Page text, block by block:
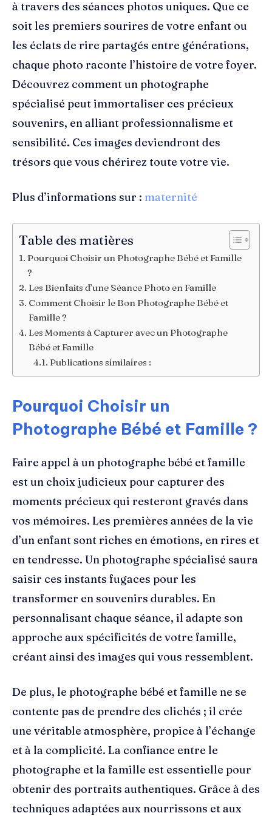
à travers des séances photos uniques. Que ce
soit les premiers sourires de votre enfant ou
les éclats de rire partagés entre générations,
chaque photo raconte l’histoire de votre foyer.
Découvrez comment un photographe
spécialisé peut immortaliser ces précieux
souvenirs, en alliant professionnalisme et
sensibilité. Ces images deviendront des
trésors que vous chérirez toute votre vie.
Plus d’informations sur : maternité
Table des matières
Pourquoi Choisir un Photographe Bébé et Famille
?
Les Bienfaits d’une Séance Photo en Famille
Comment Choisir le Bon Photographe Bébé et
Famille ?
Les Moments à Capturer avec un Photographe
Bébé et Famille
Publications similaires :
Pourquoi Choisir un
Photographe Bébé et Famille ?
Faire appel à un photographe bébé et famille
est un choix judicieux pour capturer des
moments précieux qui resteront gravés dans
vos mémoires. Les premières années de la vie
d’un enfant sont riches en émotions, en rires et
en tendresse. Un photographe spécialisé saura
saisir ces instants fugaces pour les
transformer en souvenirs durables. En
personnalisant chaque séance, il adapte son
approche aux spécificités de votre famille,
créant ainsi des images qui vous ressemblent.
De plus, le photographe bébé et famille ne se
contente pas de prendre des clichés ; il crée
une véritable atmosphère, propice à l’échange
et à la complicité. La confiance entre le
photographe et la famille est essentielle pour
obtenir des portraits authentiques. Grâce à des
techniques adaptées aux nourrissons et aux